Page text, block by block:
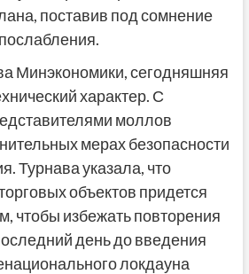
поставив под сомнение
Минэкономики, сегодняшняя
характер. С
моллов
мерах безопасности
Турнава указала, что
объектов придется
чтобы избежать повторения
день до введения
локдауна